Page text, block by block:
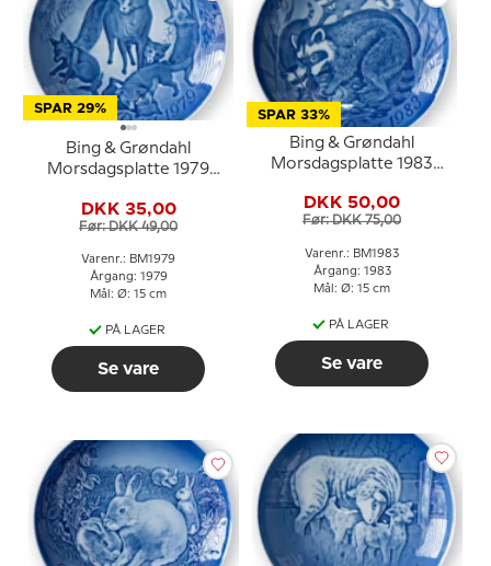
SPAR 29%
Bing & Grøndahl
Morsdagsplatte 1979
DKK 35,00
Før: DKK 49,00
Varenr.: BM1979
Årgang: 1979
Mål: Ø: 15 cm
PÅ LAGER
Se vare
SPAR 33%
Bing & Grøndahl
Morsdagsplatte 1983
DKK 50,00
Før: DKK 75,00
Varenr.: BM1983
Årgang: 1983
Mål: Ø: 15 cm
PÅ LAGER
Se vare